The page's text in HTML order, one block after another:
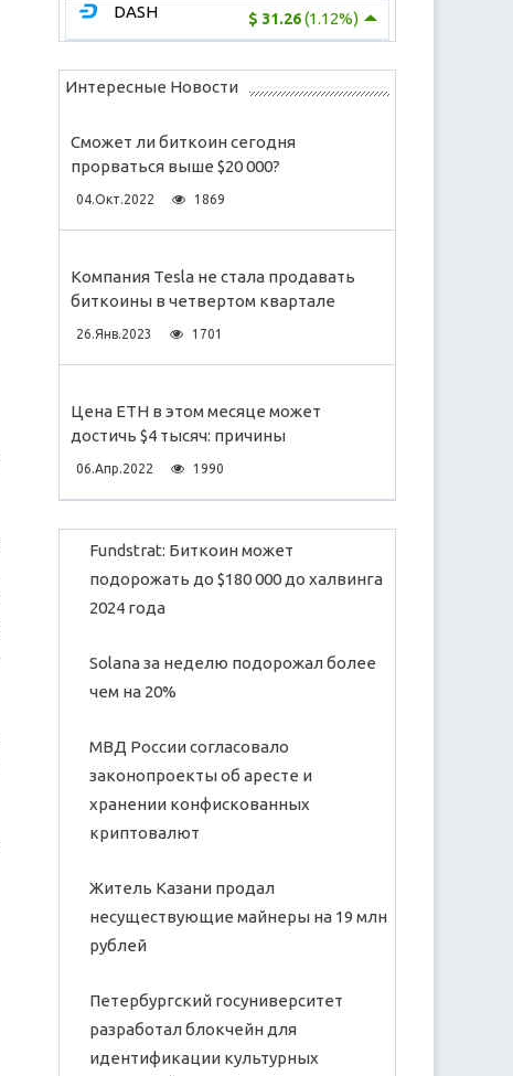
$ 31.26(1.12%)
DASH
Интересные Новости
Сможет ли биткоин сегодня
прорваться выше $20 000?
04.Окт.2022 1869
Компания Tesla не стала продавать
биткоины в четвертом квартале
26.Янв.2023 1701
Цена ЕТН в этом месяце может
достичь $4 тысяч: причины
06.Апр.2022 1990
Fundstrat: Биткоин может
подорожать до $180 000 до халвинга
2024 года
Solana за неделю подорожал более
чем на 20%
МВД России согласовало
законопроекты об аресте и
хранении конфискованных
криптовалют
Житель Казани продал
несуществующие майнеры на 19 млн
рублей
Петербургский госуниверситет
разработал блокчейн для
идентификации культурных